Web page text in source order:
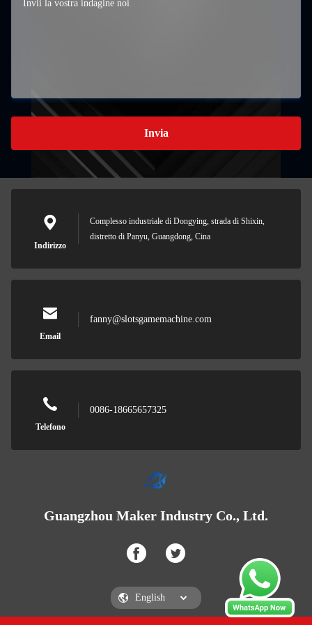
Invia
Indirizzo
Complesso industriale di Dongying, strada di Shixin,
distretto di Panyu, Guangdong, Cina
Email
fanny@slotsgamemachine.com
Telefono
0086-18665657325
Guangzhou Maker Industry Co., Ltd.